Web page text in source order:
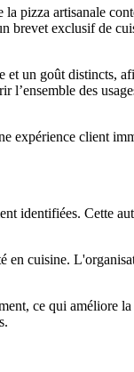
la pizza artisanale
brevet exclusif de
un goût distincts,
l’ensemble des
expérience client
identifiées. Cette
en cuisine.
ce qui améliore